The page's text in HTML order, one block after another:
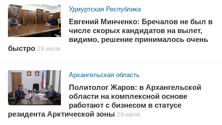
Удмуртская Республика
Евгений Минченко: Бречалов не был в
числе скорых кандидатов на вылет,
видимо, решение принималось очень
быстро 29 июля
Архангельская область
Политолог Жаров: в Архангельской
области на комплексной основе
работают с бизнесом в статусе
резидента Арктической зоны 29 июля